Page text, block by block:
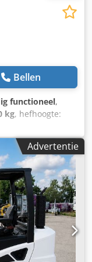
Bellen
functioneel,
kg, hefhoogte:
mm,
, Dieselheftruck
Klasse 4 = 5.000 -
3-versnellings
staat:
Banden voor
Banden
beschikbaar
3e ventiel, 4e
voor,
Advertentie